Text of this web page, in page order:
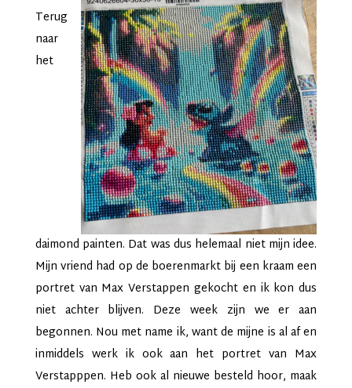
Terug
naar
het
daimond painten. Dat was dus helemaal niet mijn idee.
Mijn vriend had op de boerenmarkt bij een kraam een
portret van Max Verstappen gekocht en ik kon dus
niet achter blijven. Deze week zijn we er aan
begonnen. Nou met name ik, want de mijne is al af en
inmiddels werk ik ook aan het portret van Max
Verstapppen. Heb ook al nieuwe besteld hoor, maak